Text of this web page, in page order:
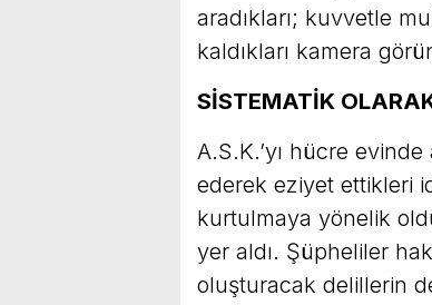
aradıkları; kuvvetle
kaldıkları kamera
SİSTEMATİK
A.S.K.’yı hücre
ederek eziyet ettikleri
kurtulmaya yönelik
yer aldı. Şüpheliler
oluşturacak delillerin